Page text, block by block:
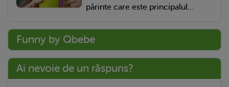
părinte care este principalul...
Funny by Qbebe
Ai nevoie de un răspuns?